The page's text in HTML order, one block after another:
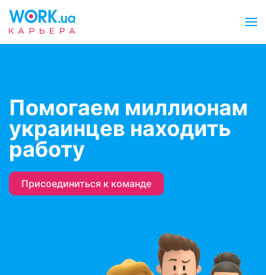
Помогаем миллионам
украинцев находить
работу
Присоединиться к команде